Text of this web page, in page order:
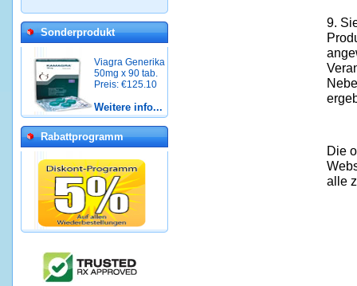
Sonderprodukt
Viagra Generika
50mg x 90 tab.
Preis: €125.10
Weitere info...
Rabattprogramm
9.
Die
alle